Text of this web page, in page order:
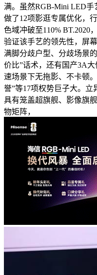
满。虽然RGB-Mini LED
做了12项影逛专属优化，
色域冲破至110% BT.2020
验证该手艺的领先性，屏
满脚分歧户型、分歧场景
价比”话术，还有国产3A
速场景下无拖影、不卡顿
誉”等17项权势巨子大。
具有笼盖超旗舰、影像旗
物矩阵，